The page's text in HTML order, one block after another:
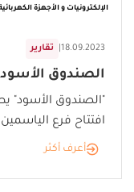
الإلكترونيات و الأجهزة
تقارير 18.09.2023
الصندوق
"الصندوق الأسود"
افتتاح فرع
أعرف أكثر